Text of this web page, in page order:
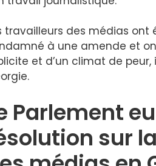
travailleurs des médias ont
à une amende et
et d’un climat de
Parlement
sur